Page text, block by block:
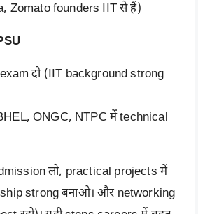
Zomato founders IIT से हैं)
दो (IIT background strong
ONGC, NTPC में technical
लो, practical projects में
strong बनाओ। और networking